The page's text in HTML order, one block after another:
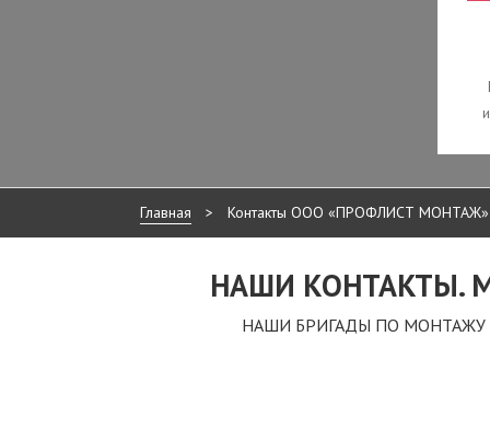
и
Главная > Контакты ООО «ПРОФЛИСТ МОНТАЖ»
НАШИ КОНТАКТЫ.
НАШИ БРИГАДЫ ПО МОНТАЖУ